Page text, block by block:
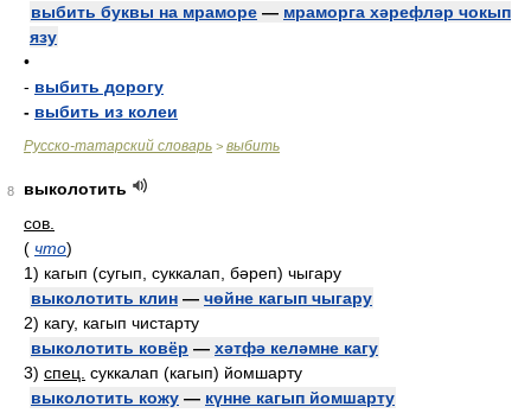
выбить буквы на мраморе — мраморга хәрефләр чокып
язу
•
- выбить дорогу
- выбить из колеи
Русско-татарский словарь > выбить
8
выколотить
сов.
( что)
1) кагып (сугып, суккалап, бәреп) чыгару
выколотить клин — чөйне кагып чыгару
2) кагу, кагып чистарту
выколотить ковёр — хәтфә келәмне кагу
3) спец. суккалап (кагып) йомшарту
выколотить кожу — күнне кагып йомшарту